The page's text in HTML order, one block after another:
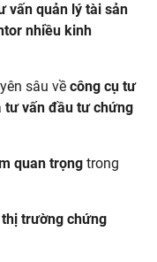
vấn quản lý tài sản
nhiều kinh
sâu về công cụ tư
tư vấn đầu tư chứng
quan trọng trong
trường chứng